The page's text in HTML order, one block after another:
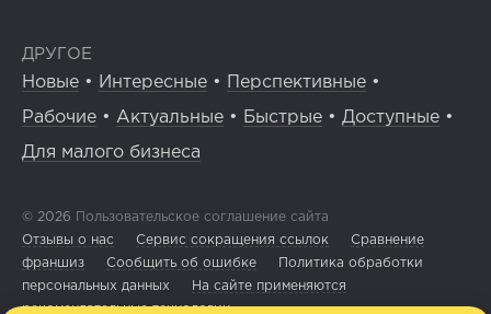
ДРУГОЕ
Новые • Интересные • Перспективные •
Рабочие • Актуальные • Быстрые • Доступные •
Для малого бизнеса
© 2026 Пользовательское соглашение сайта
Отзывы о нас
Сервис сокращения ссылок
Сравнение
франшиз
Сообщить об ошибке
Политика обработки
персональных данных
На сайте применяются
рекомендательные технологии